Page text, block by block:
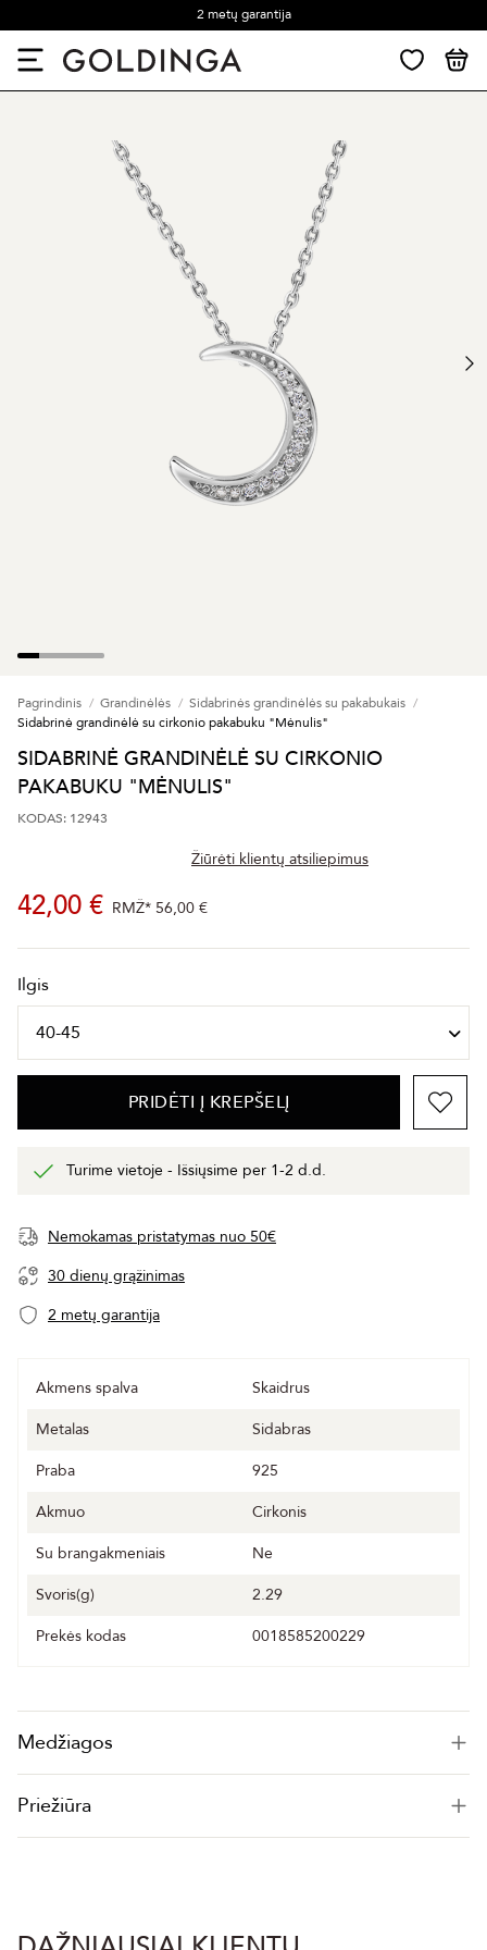
2 metų garantija
Pagrindinis Grandinėlės
Sidabrinės grandinėlės su pakabukais
Sidabrinė grandinėlė su cirkonio pakabuku "Mėnulis"
SIDABRINĖ GRANDINĖLĖ SU CIRKONIO
PAKABUKU "MĖNULIS"
KODAS: 12943
Žiūrėti klientų atsiliepimus
42,00 € RMŽ* 56,00 €
Ilgis
PRIDĖTI Į KREPŠELĮ
Turime vietoje - Išsiųsime per 1-2 d.d.
Nemokamas pristatymas nuo 50€
30 dienų grąžinimas
2 metų garantija
Akmens spalva
Skaidrus
Metalas
Sidabras
Praba
925
Akmuo
Cirkonis
Su brangakmeniais
Ne
Svoris(g)
2.29
Prekės kodas
0018585200229
Medžiagos
Priežiūra